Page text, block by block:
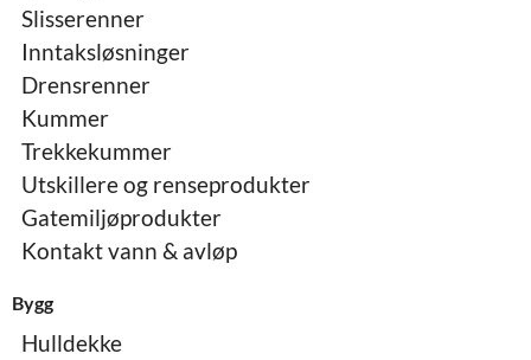
Slisserenner
Inntaksløsninger
Drensrenner
Kummer
Trekkekummer
Utskillere og renseprodukter
Gatemiljøprodukter
Kontakt vann & avløp
Bygg
Hulldekke